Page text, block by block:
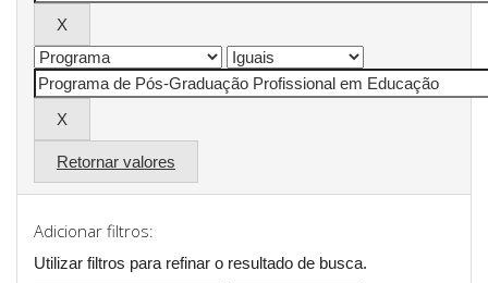
Retornar valores
Adicionar filtros:
Utilizar filtros para refinar o resultado de busca.